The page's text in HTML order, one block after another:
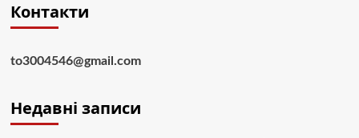
Контакти
to3004546@gmail.com
Недавні записи